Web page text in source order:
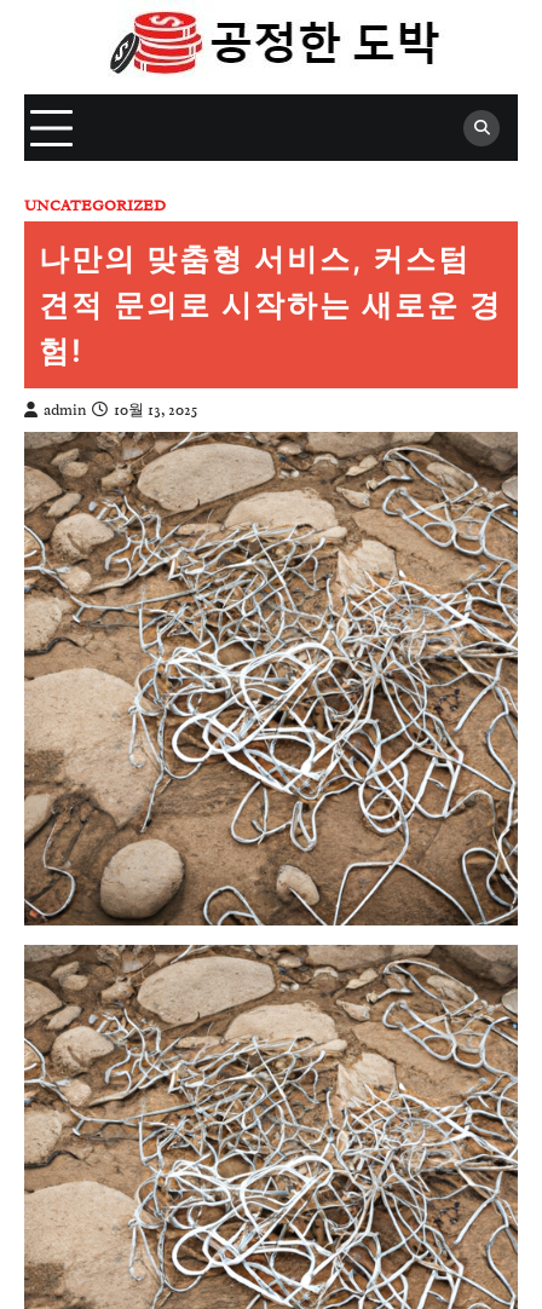
UNCATEGORIZED
나만의 맞춤형 서비스, 커스텀
견적 문의로 시작하는 새로운 경
험!
admin 10월 13, 2025